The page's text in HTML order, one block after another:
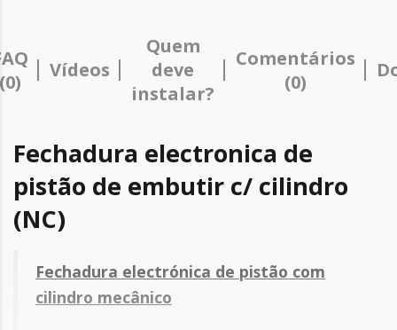
(0)
Vídeos
Quem
deve
instalar?
Comentários
(0)
Fechadura electronica de
pistão de embutir c/ cilindro
(NC)
Fechadura electrónica de pistão com
cilindro mecânico